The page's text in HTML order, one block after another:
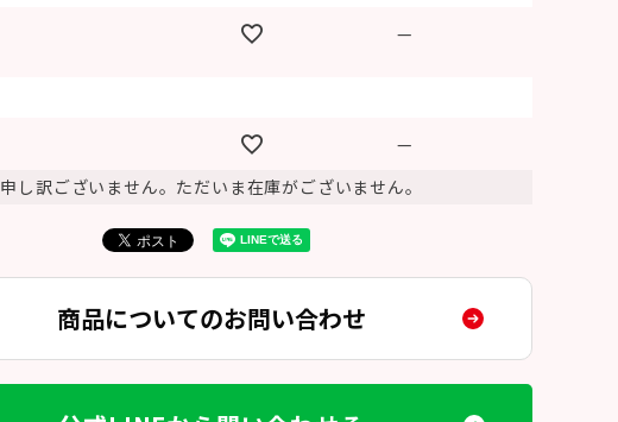
—
—
申し訳ございません。ただいま在庫がございません。
商品についてのお問い合わせ